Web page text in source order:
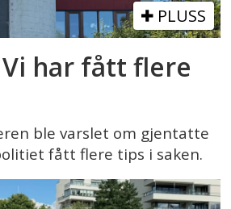
PLUSS
har fått flere
ble varslet om gjentatte
fått flere tips i saken.